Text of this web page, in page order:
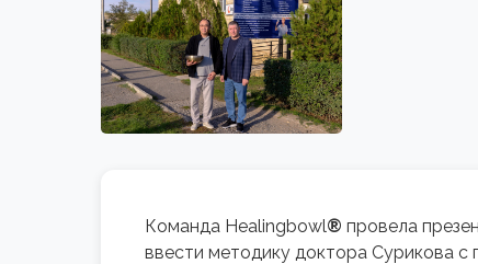
Команда Healingbowl® провела
ввести методику доктора Сурикова